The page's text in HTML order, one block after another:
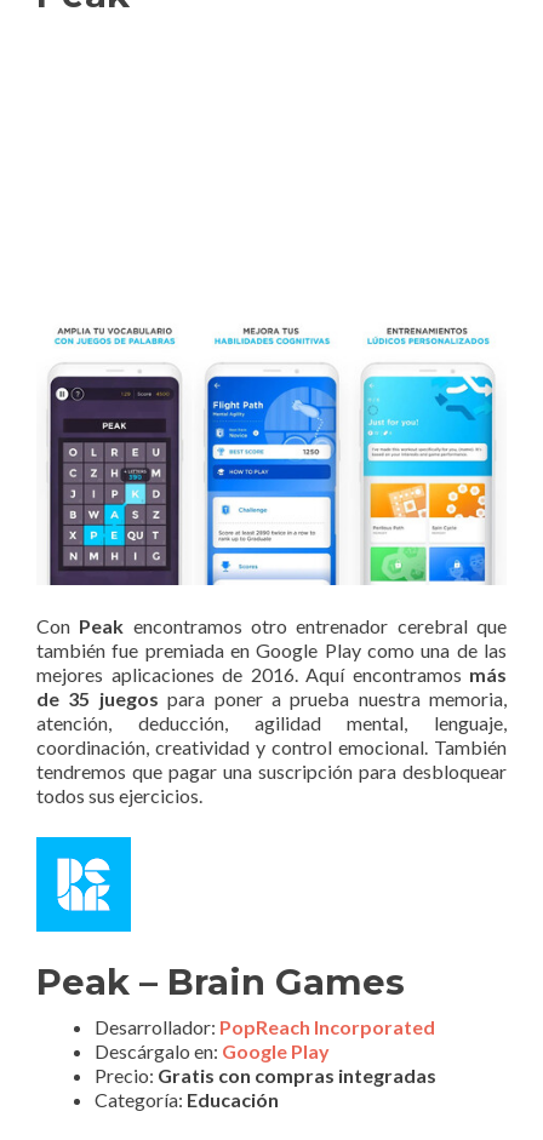
Con Peak encontramos otro entrenador cerebral que
también fue premiada en Google Play como una de las
mejores aplicaciones de 2016. Aquí encontramos más
de 35 juegos para poner a prueba nuestra memoria,
atención, deducción, agilidad mental, lenguaje,
coordinación, creatividad y control emocional. También
tendremos que pagar una suscripción para desbloquear
todos sus ejercicios.
Peak – Brain Games
Desarrollador: PopReach Incorporated
Descárgalo en: Google Play
Precio: Gratis con compras integradas
Categoría: Educación